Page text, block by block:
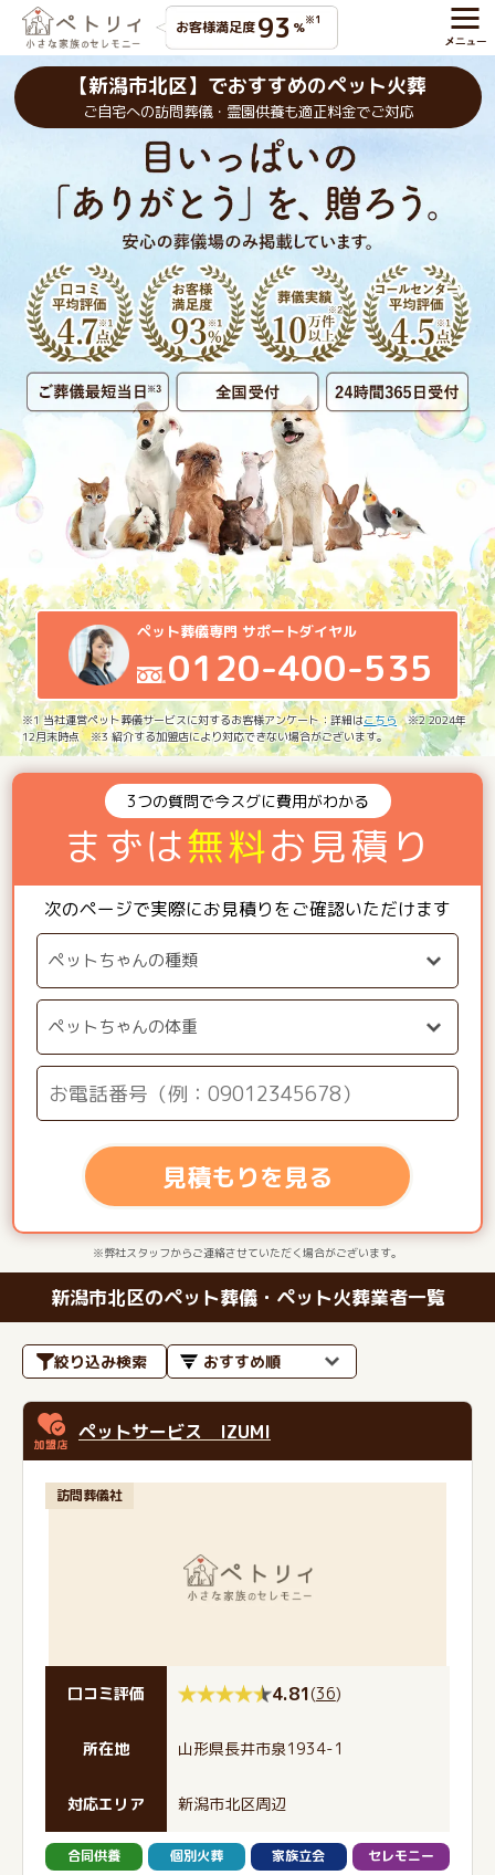
お客様満足度93 %※1
【新潟市北区】でおすすめのペット火葬
ご自宅への訪問葬儀・霊園供養も適正料金でご対応
ペット葬儀専門 サポートダイヤル
0120-400-535
※1 当社運営ペット葬儀サービスに対するお客様アンケート：詳細はこちら ※2 2024年
12月末時点 ※3 紹介する加盟店により対応できない場合がございます。
3つの質問で今スグに費用がわかる
まずは無料お見積り
次のページで実際にお見積りをご確認いただけます
見積もりを見る
※弊社スタッフからご連絡させていただく場合がございます。
新潟市北区のペット葬儀・ペット火葬業者一覧
絞り込み検索
ペットサービス IZUMI
訪問葬儀社
口コミ評価 4.81(36)
所在地 山形県長井市泉1934-1
対応エリア 新潟市北区周辺
合同供養 個別火葬 家族立会 セレモニー